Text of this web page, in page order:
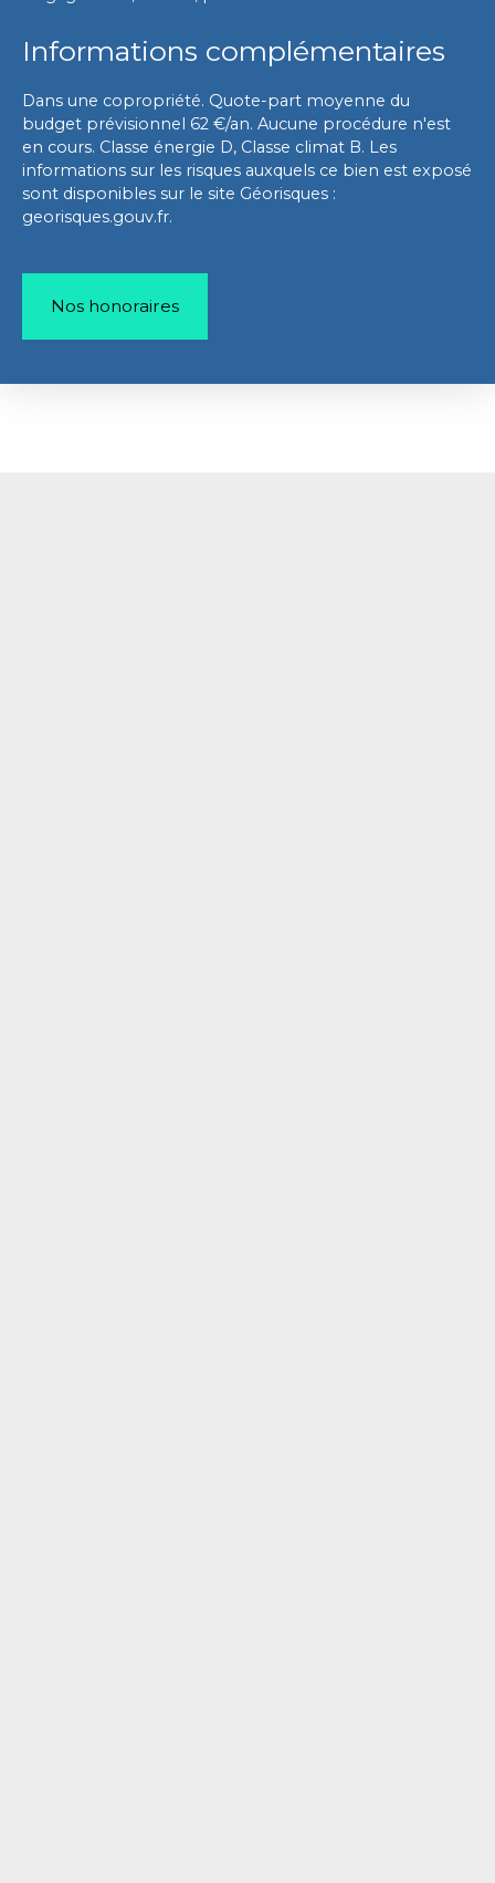
Informations complémentaires
Dans une copropriété. Quote-part moyenne du
budget prévisionnel 62 €/an. Aucune procédure n'est
en cours. Classe énergie D, Classe climat B. Les
informations sur les risques auxquels ce bien est exposé
sont disponibles sur le site Géorisques :
georisques.gouv.fr.
Nos honoraires